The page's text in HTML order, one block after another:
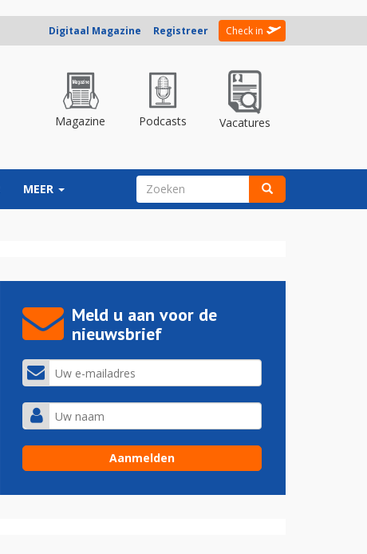
Digitaal Magazine Registreer Check in
Magazine Podcasts Vacatures
MEER ZOEKVELD
Meld u aan voor de
nieuwsbrief